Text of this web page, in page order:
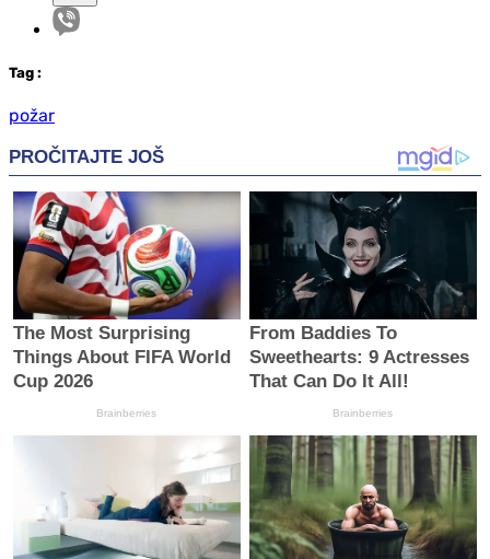
Tag :
požar